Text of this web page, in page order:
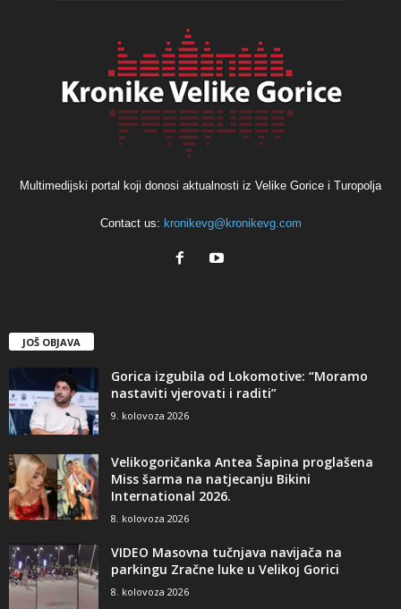
Multimedijski portal koji donosi aktualnosti iz Velike Gorice i Turopolja
Contact us: kronikevg@kronikevg.com
JOŠ OBJAVA
Gorica izgubila od Lokomotive: “Moramo
nastaviti vjerovati i raditi”
9. kolovoza 2026
Velikogoričanka Antea Šapina proglašena
Miss šarma na natjecanju Bikini
International 2026.
8. kolovoza 2026
VIDEO Masovna tučnjava navijača na
parkingu Zračne luke u Velikoj Gorici
8. kolovoza 2026